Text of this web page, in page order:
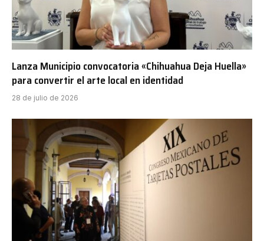
Lanza Municipio convocatoria «Chihuahua Deja Huella»
para convertir el arte local en identidad
28 de julio de 2026